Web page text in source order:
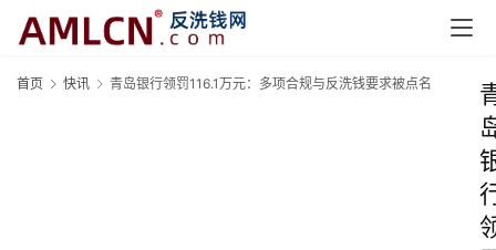
首页 快讯 青岛银行领罚116.1万元：多项合规与反洗钱要求被点名